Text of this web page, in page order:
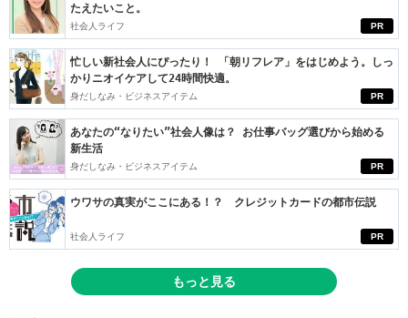
PR
たえたいこと。
社会人ライフ
PR
忙しい新社会人にぴったり！ 「朝リフレア」をはじめよう。しっ
かりニオイケアして24時間快適。
身だしなみ・ビジネスアイテム
PR
あなたの“なりたい”社会人像は？ お仕事バッグ選びから始める
新生活
身だしなみ・ビジネスアイテム
PR
ウワサの真実がここにある！？ クレジットカードの都市伝説
社会人ライフ
もっと見る